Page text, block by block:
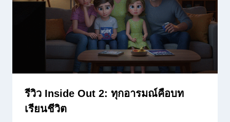
รีวิว Inside Out 2: ทุกอารมณ์คือบท
เรียนชีวิต